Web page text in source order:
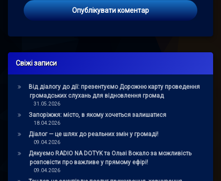
Свіжі записи
Від діалогу до дії: презентуємо Дорожню карту проведення
громадських слухань для відновлення громад
31.05.2026
Запоріжжя: місто, в якому хочеться залишатися
18.04.2026
Діалог — це шлях до реальних змін у громаді!
09.04.2026
Дякуємо RADIO NA DOTYK та Ользі Вокало за можливість
розповісти про важливе у прямому ефірі!
09.04.2026